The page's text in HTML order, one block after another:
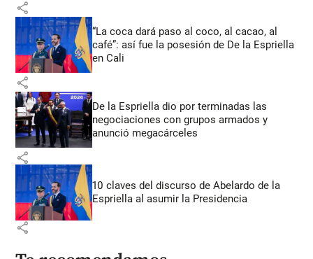
share
“La coca dará paso al coco, al cacao, al
café”: así fue la posesión de De la Espriella
en Cali
share
De la Espriella dio por terminadas las
negociaciones con grupos armados y
anunció megacárceles
share
10 claves del discurso de Abelardo de la
Espriella al asumir la Presidencia
share